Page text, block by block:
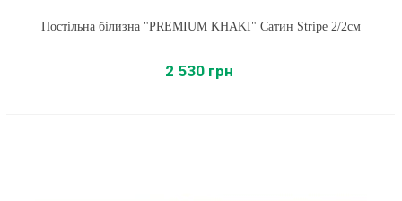
Постільна білизна "PREMIUM KHAKI" Сатин Stripe 2/2см
2 530 грн